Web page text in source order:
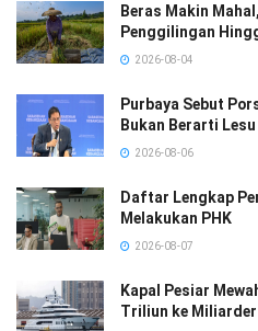
Beras Makin
Penggilingan
2026-08-04
Purbaya Sebut
Bukan Berarti Lesu
2026-08-06
Daftar Lengkap
Melakukan PHK
2026-08-07
Kapal Pesiar
Triliun ke Miliarder